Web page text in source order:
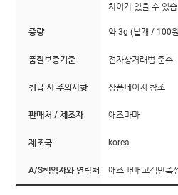
차이가 있을 수 있
중량 약 3g (낱개 / 100
품질보증기준 전자상거래법 준수
취급 시 주의사항 상품페이지 참조
판매처 / 제조자 애즈마마
제조국 korea
A/S책임자와 연락처 애즈마마 고객만족